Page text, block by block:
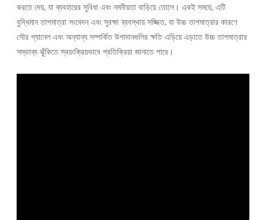
করতে দেয়, যা ব্যবহারের সুবিধা এবং নমনীয়তা বাড়িয়ে তোলে। একই সময়ে, এটি
বুদ্ধিমান তাপমাত্রা সংবেদন এবং সুরক্ষা ব্যবস্থায় সজ্জিত, যা উচ্চ তাপমাত্রার কারণে
সৌর প্যানেল এবং অন্যান্য সম্পর্কিত উপাদানগুলির ক্ষতি এড়িয়ে এড়াতে উচ্চ তাপমাত্রার
সম্ভাব্য ঝুঁকিতে স্বয়ংক্রিয়ভাবে প্রতিক্রিয়া জানাতে পারে।